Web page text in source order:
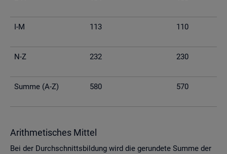
I-M 113 110
N-Z 232 230
Summe (A-Z) 580 570
Arith­me­ti­sches Mit­tel
Bei der Durch­schnitts­bil­dung wird die ge­run­de­te Summe der